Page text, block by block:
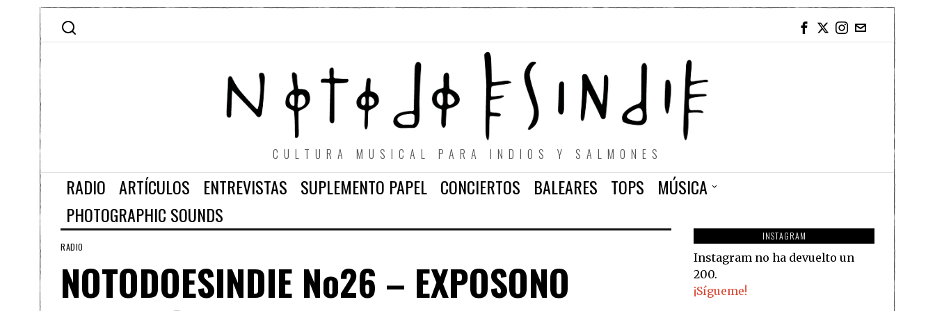
CULTURA MUSICAL PARA INDIOS Y SALMONES
RADIO ARTÍCULOS ENTREVISTAS SUPLEMENTO PAPEL CONCIERTOS BALEARES TOPS
MÚSICA
PHOTOGRAPHIC SOUNDS
RADIO
NOTODOESINDIE No26 – EXPOSONO
INSTAGRAM
Instagram no ha devuelto un
200.
¡Sígueme!